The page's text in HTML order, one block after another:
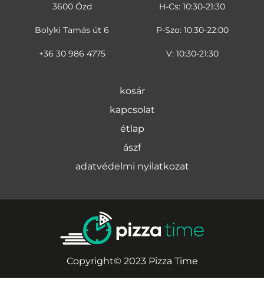
3600 Ózd
Bolyki Tamás út 6
+36 30 986 4775
H-Cs: 10:30-21:30
P-Szo: 10:30-22:00
V: 10:30-21:30
kosár
kapcsolat
étlap
ászf
adatvédelmi nyilatkozat
Copyright© 2023 Pizza Time